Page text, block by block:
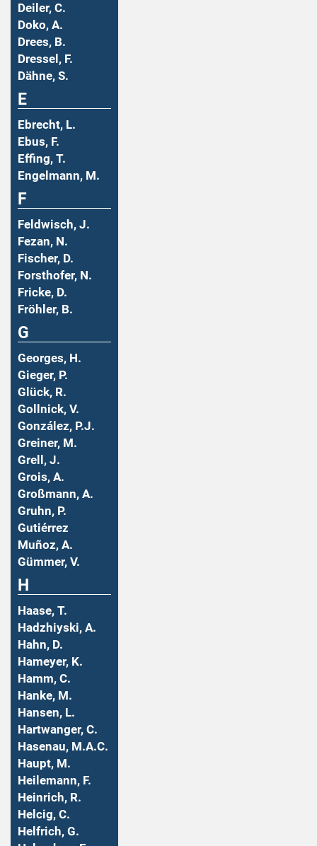
Deiler, C.
Doko, A.
Drees, B.
Dressel, F.
Dähne, S.
E
Ebrecht, L.
Ebus, F.
Effing, T.
Engelmann, M.
F
Feldwisch, J.
Fezan, N.
Fischer, D.
Forsthofer, N.
Fricke, D.
Fröhler, B.
G
Georges, H.
Gieger, P.
Glück, R.
Gollnick, V.
González, P.J.
Greiner, M.
Grell, J.
Grois, A.
Großmann, A.
Gruhn, P.
Gutiérrez
Muñoz, A.
Gümmer, V.
H
Haase, T.
Hadzhiyski, A.
Hahn, D.
Hameyer, K.
Hamm, C.
Hanke, M.
Hansen, L.
Hartwanger, C.
Hasenau, M.A.C.
Haupt, M.
Heilemann, F.
Heinrich, R.
Helcig, C.
Helfrich, G.